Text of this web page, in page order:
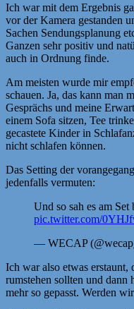
Ich war mit dem Ergebnis
vor der Kamera gestanden
Sachen Sendungsplanung
Ganzen sehr positiv und
auch in Ordnung finde.
Am meisten wurde mir
schauen. Ja, das kann man
Gesprächs und meine
einem Sofa sitzen, Tee
gecastete Kinder in
nicht schlafen können.
Das Setting der
jedenfalls vermuten:
Und so sah es am Set
pic.twitter.com/
— WECAP
Ich war also etwas erstaunt,
rumstehen sollten und
mehr so gepasst. Werden